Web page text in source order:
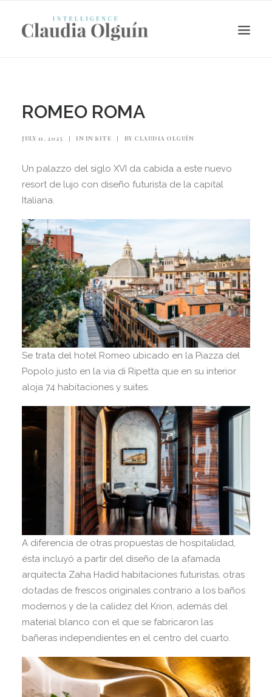
Search
ROMEO ROMA
JULY 11, 2025 | IN IN SITE | BY CLAUDIA OLGUÍN
Un palazzo del siglo XVI da cabida a este nuevo
resort de lujo con diseño futurista de la capital
Italiana.
Se trata del hotel Romeo ubicado en la Piazza del
Popolo justo en la via di Ripetta que en su interior
aloja 74 habitaciones y suites.
A diferencia de otras propuestas de hospitalidad,
ésta incluyó a partir del diseño de la afamada
arquitecta Zaha Hadid habitaciones futuristas, otras
dotadas de frescos originales contrario a los baños
modernos y de la calidez del Krion, además del
material blanco con el que se fabricaron las
bañeras independientes en el centro del cuarto.